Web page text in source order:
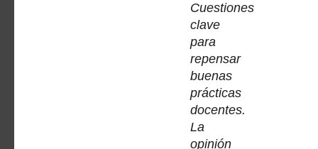
Cuestiones
clave
para
repensar
buenas
prácticas
docentes.
La
opinión